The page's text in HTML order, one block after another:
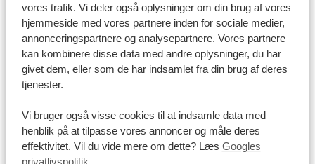
vores trafik. Vi deler også oplysninger om din brug af vores
hjemmeside med vores partnere inden for sociale medier,
annonceringspartnere og analysepartnere. Vores partnere
kan kombinere disse data med andre oplysninger, du har
givet dem, eller som de har indsamlet fra din brug af deres
tjenester.
Vi bruger også visse cookies til at indsamle data med
henblik på at tilpasse vores annoncer og måle deres
effektivitet. Vil du vide mere om dette? Læs Googles
privatlivspolitik